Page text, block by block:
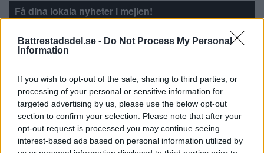
Battrestadsdel.se - Do Not Process My Personal
Information
If you wish to opt-out of the sale, sharing to third parties, or
processing of your personal or sensitive information for
targeted advertising by us, please use the below opt-out
section to confirm your selection. Please note that after your
opt-out request is processed you may continue seeing
interest-based ads based on personal information utilized by
Få dina lokala nyheter i mejlen!
E-postadress
Annons: